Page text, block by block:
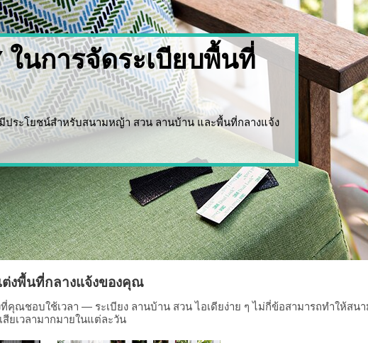
ในการจัดระเบียบพื้นที่
ประโยชน์สำหรับสนามหญ้า สวน ลานบ้าน และพื้นที่กลางแจ้ง
ต่งพื้นที่กลางแจ้งของคุณ
คุณชอบใช้เวลา — ระเบียง ลานบ้าน สวน ไอเดียง่าย ๆ ไม่กี่ข้อสามารถทำให้ส
สียเวลามากมายในแต่ละวัน